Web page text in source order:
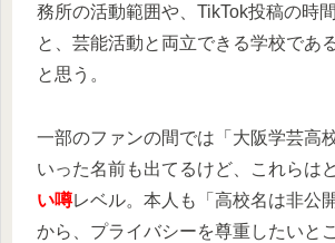
務所の活動範囲や、TikTok投稿の時
と、芸能活動と両立できる学校であ
と思う。
一部のファンの間では「大阪学芸高
いった名前も出てるけど、これらは
い噂レベル。本人も「高校名は非公
から、プライバシーを尊重したいと